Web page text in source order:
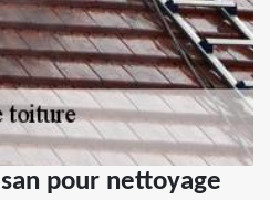
pour nettoyage